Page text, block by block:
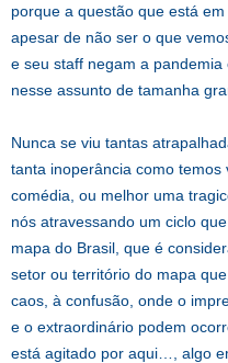
porque a questão que está
apesar de não ser o que
e seu staff negam a
nesse assunto de tamanha
Nunca se viu tantas
tanta inoperância como
comédia, ou melhor uma
nós atravessando um ciclo
mapa do Brasil, que é
setor ou território do mapa
caos, à confusão, onde o
e o extraordinário podem
está agitado por aqui…, algo